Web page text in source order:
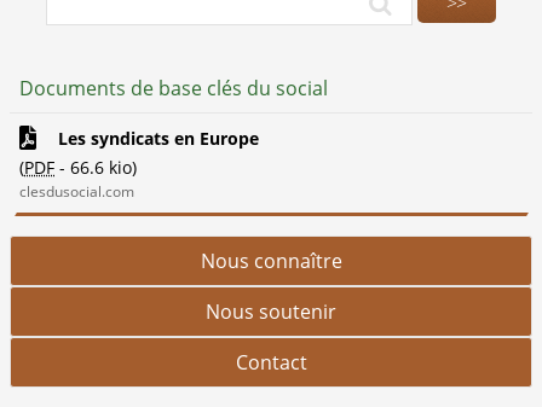
Documents de base clés du social
Les syndicats en Europe
(PDF - 66.6 kio)
clesdusocial.com
Nous connaître
Nous soutenir
Contact